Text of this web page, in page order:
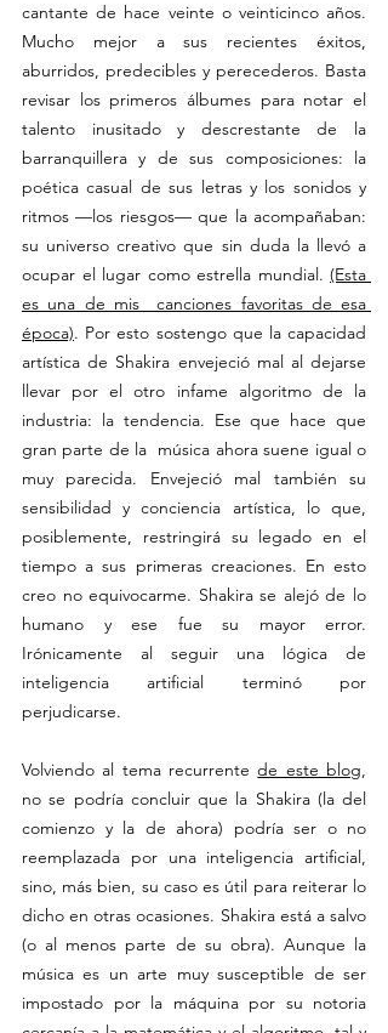
cantante de hace veinte o veinticinco años.
Mucho mejor a sus recientes éxitos,
aburridos, predecibles y perecederos. Basta
revisar los primeros álbumes para notar el
talento inusitado y descrestante de la
barranquillera y de sus composiciones: la
poética casual de sus letras y los sonidos y
ritmos —los riesgos— que la acompañaban:
su universo creativo que sin duda la llevó a
ocupar el lugar como estrella mundial. (Esta
es una de mis  canciones favoritas de esa
época). Por esto sostengo que la capacidad
artística de Shakira envejeció mal al dejarse
llevar por el otro infame algoritmo de la
industria: la tendencia. Ese que hace que
gran parte de la  música ahora suene igual o
muy parecida. Envejeció mal también su
sensibilidad y conciencia artística, lo que,
posiblemente, restringirá su legado en el
tiempo a sus primeras creaciones. En esto
creo no equivocarme. Shakira se alejó de lo
humano y ese fue su mayor error.
Irónicamente al seguir una lógica de
inteligencia artificial terminó por
perjudicarse.
Volviendo al tema recurrente de este blog,
no se podría concluir que la Shakira (la del
comienzo y la de ahora) podría ser o no
reemplazada por una inteligencia artificial,
sino, más bien, su caso es útil para reiterar lo
dicho en otras ocasiones. Shakira está a salvo
(o al menos parte de su obra). Aunque la
música es un arte muy susceptible de ser
impostado por la máquina por su notoria